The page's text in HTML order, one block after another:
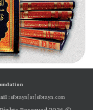
:sibtayn[at]sibtayn.com